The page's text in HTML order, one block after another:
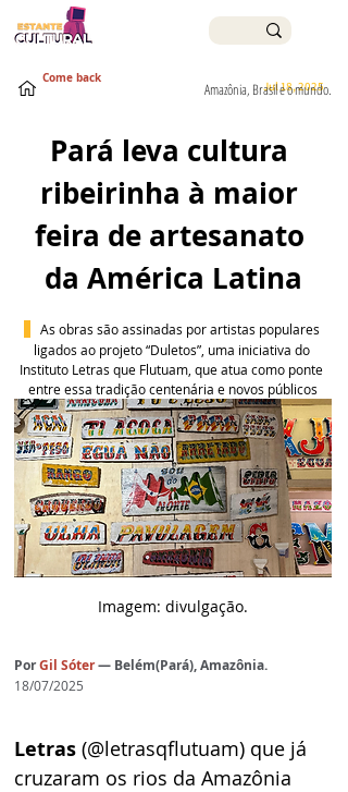
Jul 18, 2025
Amazônia, Brasil e o mundo.
Come back
Pará leva cultura
ribeirinha à maior
feira de artesanato
da América Latina
As obras são assinadas por artistas populares
ligados ao projeto “Duletos”, uma iniciativa do
Instituto Letras que Flutuam, que atua como ponte
entre essa tradição centenária e novos públicos
Imagem: divulgação.
Por Gil Sóter— Belém(Pará), Amazônia.
18/07/2025
Letras (@letrasqflutuam) que já
cruzaram os rios da Amazônia